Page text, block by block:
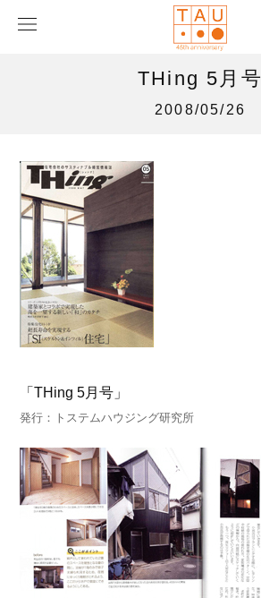
THing 5月号
2008/05/26
「THing 5月号」
発行：トステムハウジング研究所